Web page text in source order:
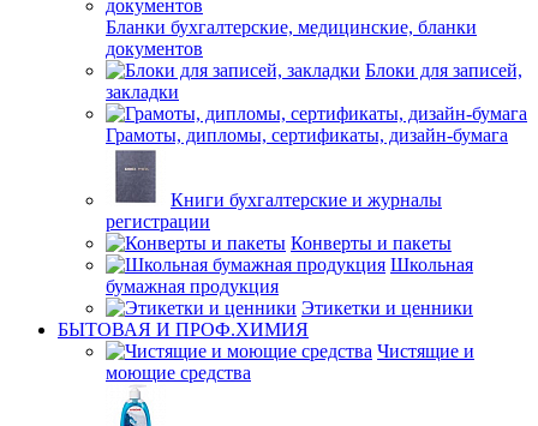
Бланки бухгалтерские, медицинские, бланки
документов
Блоки для записей,
закладки
Грамоты, дипломы, сертификаты, дизайн-бумага
Книги бухгалтерские и журналы
регистрации
Конверты и пакеты
Школьная
бумажная продукция
Этикетки и ценники
БЫТОВАЯ И ПРОФ.ХИМИЯ
Чистящие и
моющие средства